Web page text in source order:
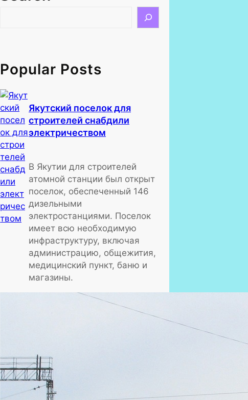
c
h
Popular Posts
Якутский поселок для
строителей снабдили
электричеством
В Якутии для строителей
атомной станции был открыт
поселок, обеспеченный 146
дизельными
электростанциями. Поселок
имеет всю необходимую
инфраструктуру, включая
администрацию, общежития,
медицинский пункт, баню и
магазины.
Инфраструктурные
В Пермском крае были
запущены новые
промышленные и
инфраструктурные проекты,